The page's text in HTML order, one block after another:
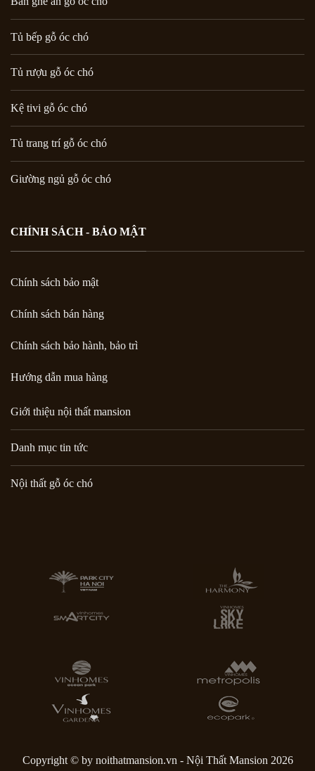
Tủ bếp gỗ óc chó
Tủ rượu gỗ óc chó
Kệ tivi gỗ óc chó
Tủ trang trí gỗ óc chó
Giường ngủ gỗ óc chó
CHÍNH SÁCH - BẢO MẬT
Chính sách bảo mật
Chính sách bán hàng
Chính sách bảo hành, bảo trì
Hướng dẫn mua hàng
Giới thiệu nội thất mansion
Danh mục tin tức
Nội thất gỗ óc chó
Copyright © by noithatmansion.vn - Nội Thất Mansion 2026